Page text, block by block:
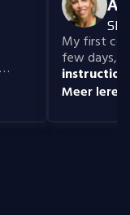
My first
few days,
Meer leren